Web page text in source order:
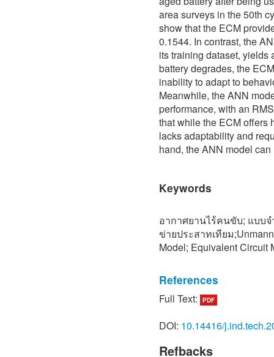
area surveys in the 50th
show that the ECM
0.1544. In contrast, the
its training dataset, yields
battery degrades, the
inability to adapt to
Meanwhile, the ANN
performance, with an
that while the ECM offers
lacks adaptability and
hand, the ANN model
Keywords
อากาศยานไร้คนขับ; แบบ
ข่ายประสาทเทียม
Model; Equivalent Circuit
References
[1] https://www.icao.int/
aircraft-systems-
[2] R. Guebsi, S. Mami
Full Text: PDF
DOI: 10.14416/
Refbacks